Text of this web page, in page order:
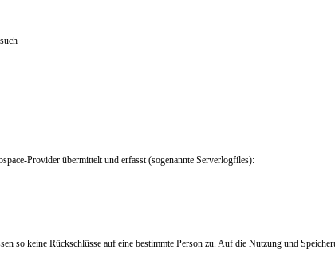
Provider übermittelt und erfasst (sogenannte Serverlogfiles):
so keine Rückschlüsse auf eine bestimmte Person zu. Auf die Nutzung und